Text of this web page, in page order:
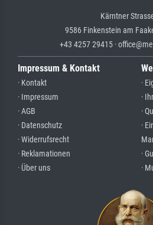
Kärntner
9586 Finkenstein am
+43 4257 29415 ·
Impressum & Kontakt
· Kontakt
· Impressum
· AGB
· Datenschutz
· Widerrufsrecht
· Reklamationen
· Über uns
·
·
·
·
·
·